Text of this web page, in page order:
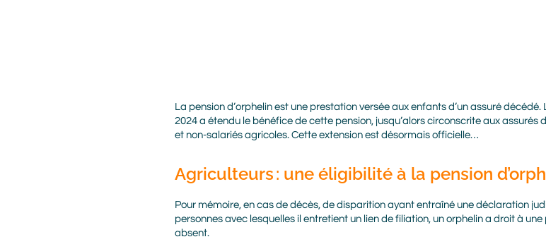
Body
La pension d’orphelin est une prestation versée aux enfants d’un assuré
2024 a étendu le bénéfice de cette pension, jusqu’alors circonscrite aux
et non-salariés agricoles. Cette extension est désormais officielle…
Agriculteurs : une éligibilité à la pension
Pour mémoire, en cas de décès, de disparition ayant entraîné une déclaration
personnes avec lesquelles il entretient un lien de filiation, un orphelin a droit à
absent.